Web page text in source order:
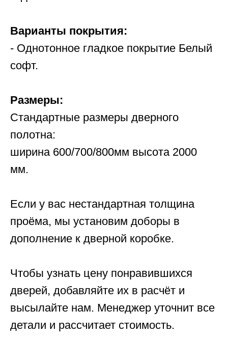
Варианты покрытия:
- Однотонное гладкое покрытие Белый
софт.
Размеры:
Стандартные размеры дверного
полотна:
ширина 600/700/800мм высота 2000
мм.
Если у вас нестандартная толщина
проёма, мы установим доборы в
дополнение к дверной коробке.
Чтобы узнать цену понравившихся
дверей, добавляйте их в расчёт и
высылайте нам. Менеджер уточнит все
детали и рассчитает стоимость.